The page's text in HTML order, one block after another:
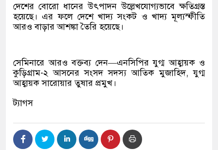
দেশের বোরো ধানের উৎপাদন উল্লেখযোগ্যভাবে ক্ষতিগ্রস্ত
হয়েছে। এর ফলে দেশে খাদ্য সংকট ও খাদ্য মূল্যস্ফীতি
আরও বাড়ার আশঙ্কা তৈরি হয়েছে।
সেমিনারে আরও বক্তব্য দেন—এনসিপির যুগ্ম আহ্বায়ক ও
কুড়িগ্রাম-২ আসনের সংসদ সদস্য আতিক মুজাহিদ, যুগ্ম
আহ্বায়ক সারোয়ার তুষার প্রমুখ।
ট্যাগস